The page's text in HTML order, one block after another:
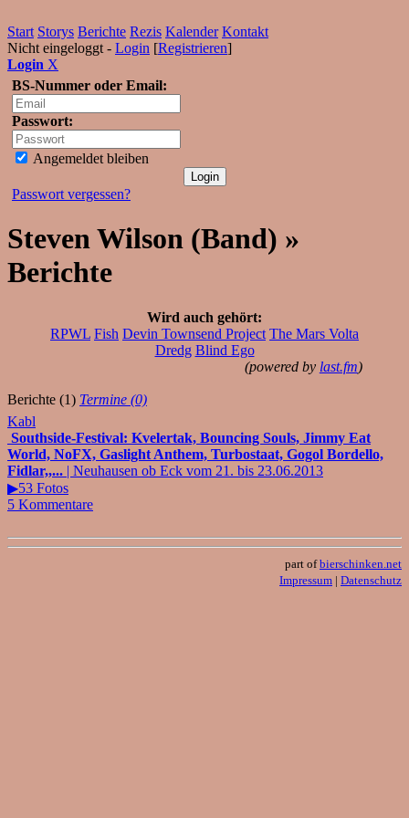
Start Storys Berichte Rezis Kalender Kontakt
Nicht eingeloggt - Login [Registrieren]
Login X
BS-Nummer oder Email:
Passwort:
Angemeldet bleiben
Passwort vergessen?
Steven Wilson (Band) »
Berichte
Wird auch gehört:
RPWL Fish Devin Townsend Project The Mars Volta
Dredg Blind Ego
(powered by last.fm)
Berichte (1) Termine (0)
Kabl
Southside-Festival: Kvelertak, Bouncing Souls, Jimmy Eat
World, NoFX, Gaslight Anthem, Turbostaat, Gogol Bordello,
Fidlar,,... | Neuhausen ob Eck vom 21. bis 23.06.2013
▶53 Fotos
5 Kommentare
part ofbierschinken.net
Impressum | Datenschutz